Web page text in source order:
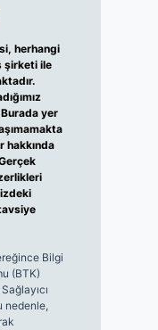
herhangi
şirketi ile
yer
hakkında
Bilgi
(BTK)
nedenle,